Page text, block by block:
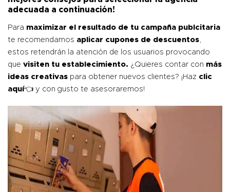
adecuada a continuación!
Para maximizar el resultado de tu campaña publcitaria
te recomendamos aplicar cupones de descuentos
estos retendrán la atención de los usuarios provocando
que visiten tu establecimiento. ¿Quieres contar con más
ideas creativas para obtener nuevos clientes? ¡Haz clic
aquí👈 y con gusto te asesoraremos!